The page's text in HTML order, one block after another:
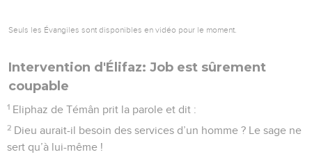
Seuls les Évangiles sont disponibles en vidéo pour le moment.
Intervention d'Élifaz: Job est sûrement
coupable
1 Eliphaz de Témân prit la parole et dit :
2 Dieu aurait-il besoin des services d’un homme ? Le sage ne
sert qu’à lui-même !